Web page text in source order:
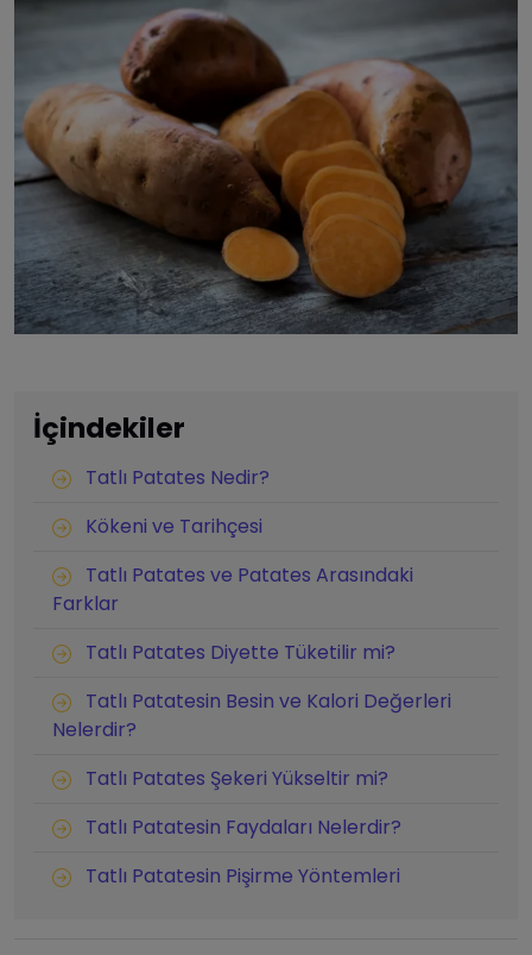
İçindekiler
Tatlı Patates Nedir?
Kökeni ve Tarihçesi
Tatlı Patates ve Patates Arasındaki
Farklar
Tatlı Patates Diyette Tüketilir mi?
Tatlı Patatesin Besin ve Kalori Değerleri
Nelerdir?
Tatlı Patates Şekeri Yükseltir mi?
Tatlı Patatesin Faydaları Nelerdir?
Tatlı Patatesin Pişirme Yöntemleri